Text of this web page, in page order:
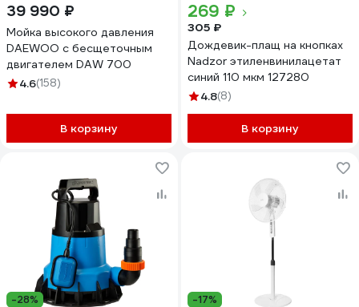
39 990 ₽
Мойка высокого давления
DAEWOO с бесщеточным
двигателем DAW 700
4.6(158)
В корзину
269 ₽
305 ₽
Дождевик-плащ на кнопках
Nadzor этиленвинилацетат
синий 110 мкм 127280
4.8(8)
В корзину
-28% -17%